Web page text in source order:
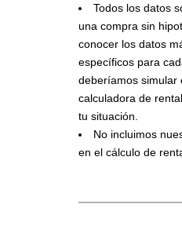
Todos los datos
una compra sin
conocer los datos
específicos para
deberíamos simular
calculadora de
tu situación.
No incluimos
en el cálculo de